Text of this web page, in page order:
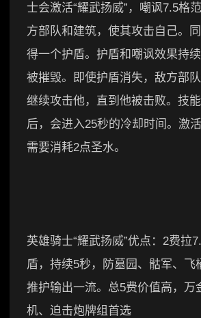
士会激活“耀武扬威”，嘲讽7.5格
方部队和建筑，使其攻击自己。
得一个护盾。护盾和嘲讽效果持
被摧毁。即使护盾消失，敌方部
继续攻击他，直到他被击败。技
后，会进入25秒的冷却时间。激
需要消耗2点圣水。
英雄骑士“耀武扬威”优点：2费拉
盾，持续5秒，防墓园、骷军、飞
推护输出一流。总5费价值高，万
机、迫击炮牌组首选